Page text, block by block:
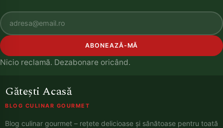
ABONEAZĂ-MĂ
Nicio reclamă. Dezabonare oricând.
Gătești Acasă
BLOG CULINAR GOURMET
Blog culinar gourmet – rețete delicioase și sănătoase pentru toată